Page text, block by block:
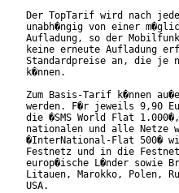
Der TopTarif wird nach
unabh�ngig von einer
Aufladung, so der
keine erneute Aufladung
Standardpreise an, die je
k�nnen.
Zum Basis-Tarif k�nnen
werden. F�r jeweils 9,90
die �SMS World Flat
nationalen und alle Netze
�InterNational-Flat 500�
Festnetz und in die
europ�ische L�nder
Litauen, Marokko, Polen,
USA.